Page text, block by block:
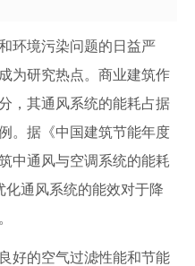
环境污染问题的日益严
为研究热点。商业建筑作
，其通风系统的能耗占据
。据《中国建筑节能年度
中通风与空调系统的能耗
化通风系统的能效对于降
好的空气过滤性能和节能